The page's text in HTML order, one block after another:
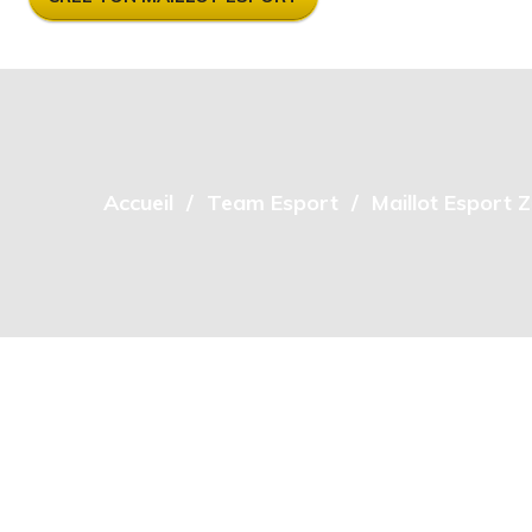
Accueil Team Esport Maillot Esport